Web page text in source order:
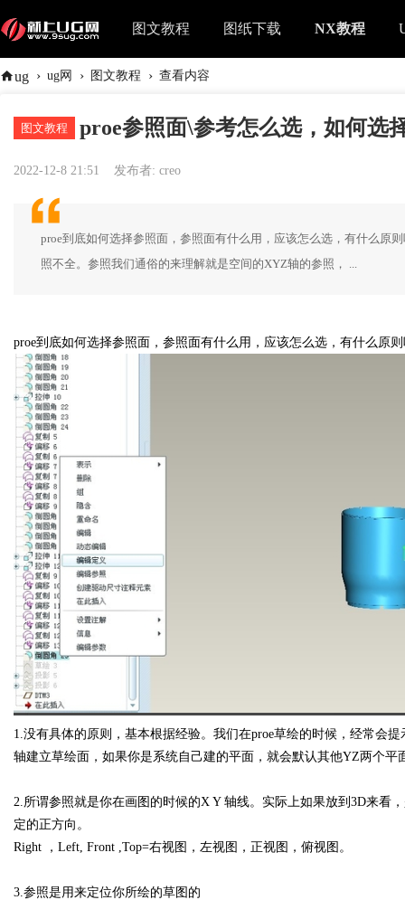
图文教程 图纸下载 NX教程
ug › ug网 › 图文教程 › 查看内容
图文教程 proe参照面\参考怎么选，如何选
2022-12-8 21:51 发布者: creo
proe到底如何选择参照面，参照面有什么用，应该怎么选，有什么原
照不全。参照我们通俗的来理解就是空间的XYZ轴的参照， ...
proe到底如何选择参照面，参照面有什么用，应该怎么选，有什么原
1.没有具体的原则，基本根据经验。我们在proe草绘的时候，经常会
轴建立草绘面，如果你是系统自己建的平面，就会默认其他YZ两个
2.所谓参照就是你在画图的时候的X Y 轴线。实际上如果放到3D来看
定的正方向。
Right ，Left, Front ,Top=右视图，左视图，正视图，俯视图。
3.参照是用来定位你所绘的草图的